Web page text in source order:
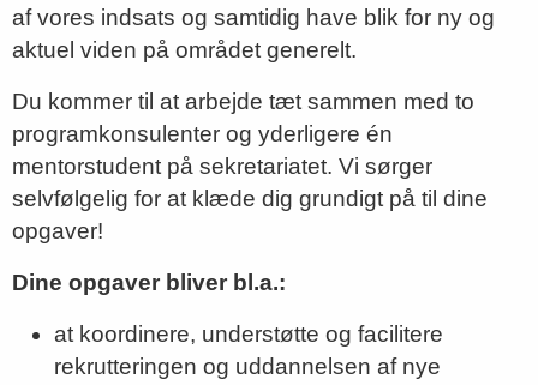
af vores indsats og samtidig have blik for ny og
aktuel viden på området generelt.
Du kommer til at arbejde tæt sammen med to
programkonsulenter og yderligere én
mentorstudent på sekretariatet. Vi sørger
selvfølgelig for at klæde dig grundigt på til dine
opgaver!
Dine opgaver bliver bl.a.:
at koordinere, understøtte og facilitere
rekrutteringen og uddannelsen af nye